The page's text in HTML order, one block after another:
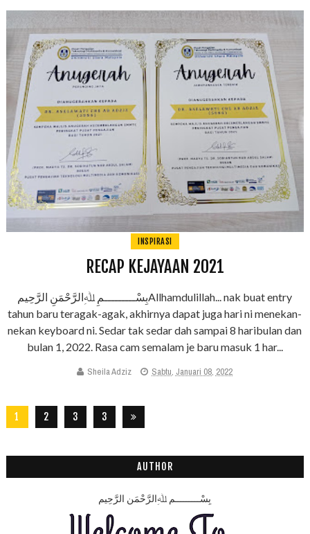
INSPIRASI
RECAP KEJAYAAN 2021
بِسْـــــــــمِ ﷲِالرَّحْمَنِ الرَّحِيمAllhamdulillah... nak buat entry
tahun baru teragak-agak, akhirnya dapat juga hari ni menekan-
nekan keyboard ni. Sedar tak sedar dah sampai 8 haribulan dan
bulan 1, 2022. Rasa cam semalam je baru masuk 1 har...
Sheila Adziz Sabtu, Januari 08, 2022
1 2 3
3
AUTHOR
بِسْـــــــــمِ ﷲِالرَّحْمَنِ الرَّحِيم